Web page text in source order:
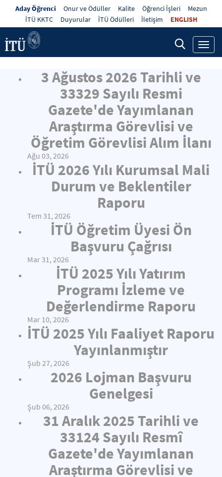
Aday Öğrenci Onur ve Ödüller Kalite Öğrenci İşleri
Mezun
İTÜ KKTC
Duyurular İTÜ Ödülleri İletişim ENGLISH
3 Ağustos 2026 Tarihli ve
33329 Sayılı Resmi
Gazete'de Yayımlanan
Araştırma Görevlisi ve
Öğretim Görevlisi Alım İlanı
Ağu 03, 2026
İTÜ 2026 Yılı Kurumsal Mali
Durum ve Beklentiler
Raporu
Tem 31, 2026
İTÜ Öğretim Üyesi Ön
Başvuru Çağrısı
Mar 31, 2026
İTÜ 2025 Yılı Yatırım
Programı İzleme ve
Değerlendirme Raporu
Mar 10, 2026
İTÜ 2025 Yılı Faaliyet Raporu
Yayınlanmıştır
Şub 27, 2026
2026 Lojman Başvuru
Genelgesi
Şub 06, 2026
31 Aralık 2025 Tarihli ve
33124 Sayılı Resmî
Gazete'de Yayımlanan
Araştırma Görevlisi ve